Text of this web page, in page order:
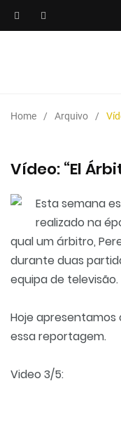
Home Arquivo
Vídeo: “El
Esta semana
realizado na
qual um árbitro,
durante duas
equipa de televisão.
Hoje
essa reportagem.
Video 3/5: